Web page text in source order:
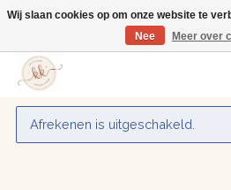
Gratis verzenden vanaf € 75,-
Afrekenen is uitgeschakeld.
Wij slaan cookies op om onze website te
Nee
Meer over